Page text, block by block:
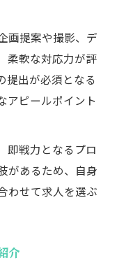
画提案や撮影、デ
柔軟な対応力が評
提出が必須となる
アピールポイント
即戦力となるプロ
があるため、自身
わせて求人を選ぶ
介